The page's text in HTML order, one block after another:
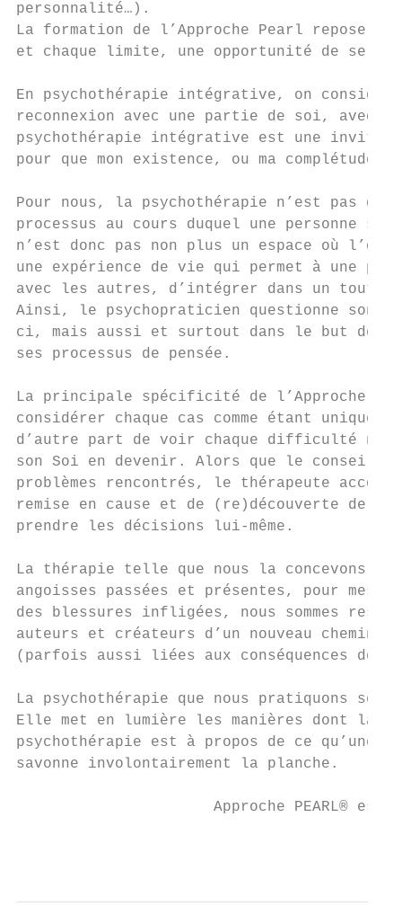
personnalité…).
La formation de l’Approche Pearl
et chaque limite, une opportunité de se
En psychothérapie intégrative, on
reconnexion avec une partie de soi, avec
psychothérapie intégrative est une
pour que mon existence, ou ma
Pour nous, la psychothérapie n’est pas
processus au cours duquel une personne
n’est donc pas non plus un espace où
une expérience de vie qui permet à une
avec les autres, d’intégrer dans un tout
Ainsi, le psychopraticien questionne son
ci, mais aussi et surtout dans le but de
ses processus de pensée.
La principale spécificité de l’Approche
considérer chaque cas comme étant
d’autre part de voir chaque difficulté non
son Soi en devenir. Alors que le
problèmes rencontrés, le thérapeute
remise en cause et de (re)découverte de
prendre les décisions lui-même.
La thérapie telle que nous la concevons
angoisses passées et présentes, pour
des blessures infligées, nous sommes
auteurs et créateurs d’un nouveau
(parfois aussi liées aux conséquences de
La psychothérapie que nous pratiquons se
Elle met en lumière les manières dont la
psychothérapie est à propos de ce
savonne involontairement la planche.
Approche PEARL® est